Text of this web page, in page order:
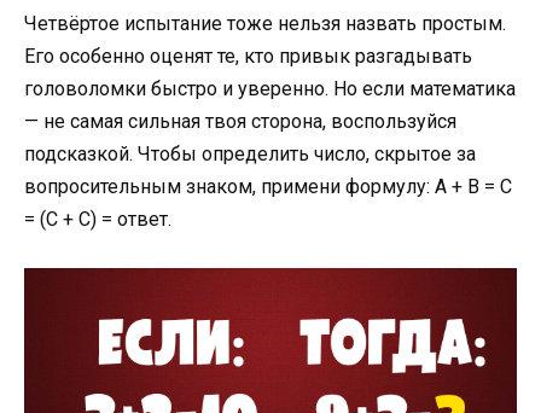
Четвёртое испытание тоже нельзя назвать простым.
Его особенно оценят те, кто привык разгадывать
головоломки быстро и уверенно. Но если математика
— не самая сильная твоя сторона, воспользуйся
подсказкой. Чтобы определить число, скрытое за
вопросительным знаком, примени формулу: А + В = С
= (С + С) = ответ.